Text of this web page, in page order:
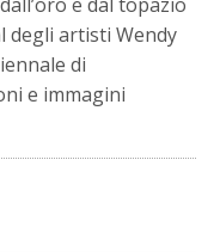
degli artisti Wendy
di
e immagini